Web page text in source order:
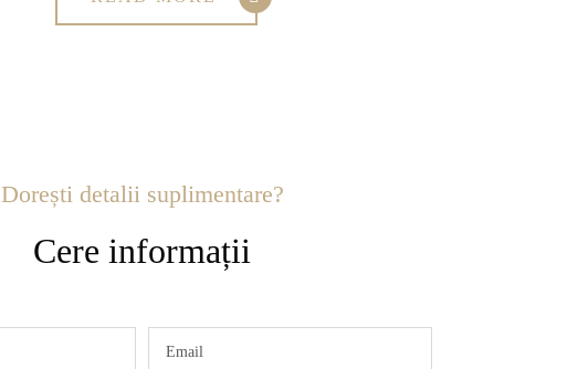
Dorești detalii suplimentare?
Cere informații